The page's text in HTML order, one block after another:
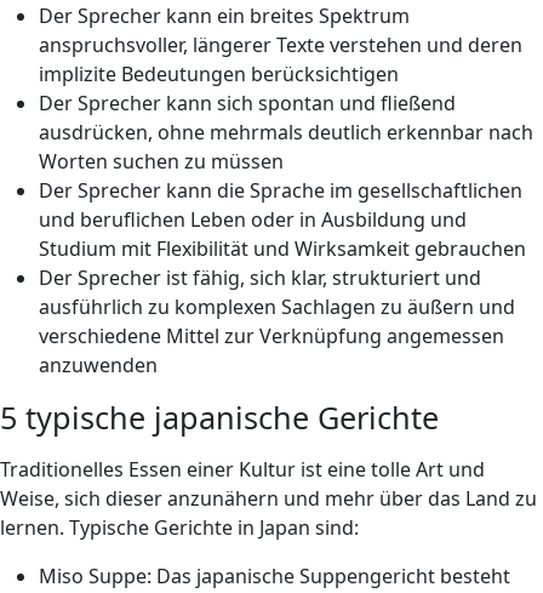
Der Sprecher kann ein breites Spektrum
anspruchsvoller, längerer Texte verstehen und deren
implizite Bedeutungen berücksichtigen
Der Sprecher kann sich spontan und fließend
ausdrücken, ohne mehrmals deutlich erkennbar nach
Worten suchen zu müssen
Der Sprecher kann die Sprache im gesellschaftlichen
und beruflichen Leben oder in Ausbildung und
Studium mit Flexibilität und Wirksamkeit gebrauchen
Der Sprecher ist fähig, sich klar, strukturiert und
ausführlich zu komplexen Sachlagen zu äußern und
verschiedene Mittel zur Verknüpfung angemessen
anzuwenden
5 typische japanische Gerichte
Traditionelles Essen einer Kultur ist eine tolle Art und
Weise, sich dieser anzunähern und mehr über das Land zu
lernen. Typische Gerichte in Japan sind:
Miso Suppe: Das japanische Suppengericht besteht